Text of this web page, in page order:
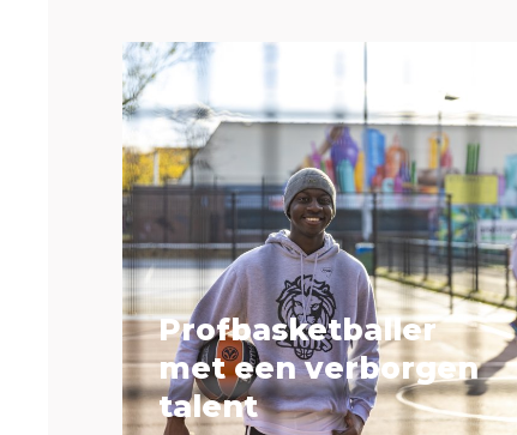
Profbasketballer
met een verborgen
talent